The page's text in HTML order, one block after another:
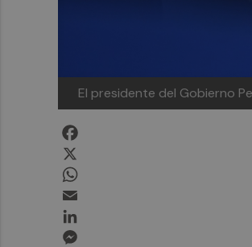
El presidente del Gobierno